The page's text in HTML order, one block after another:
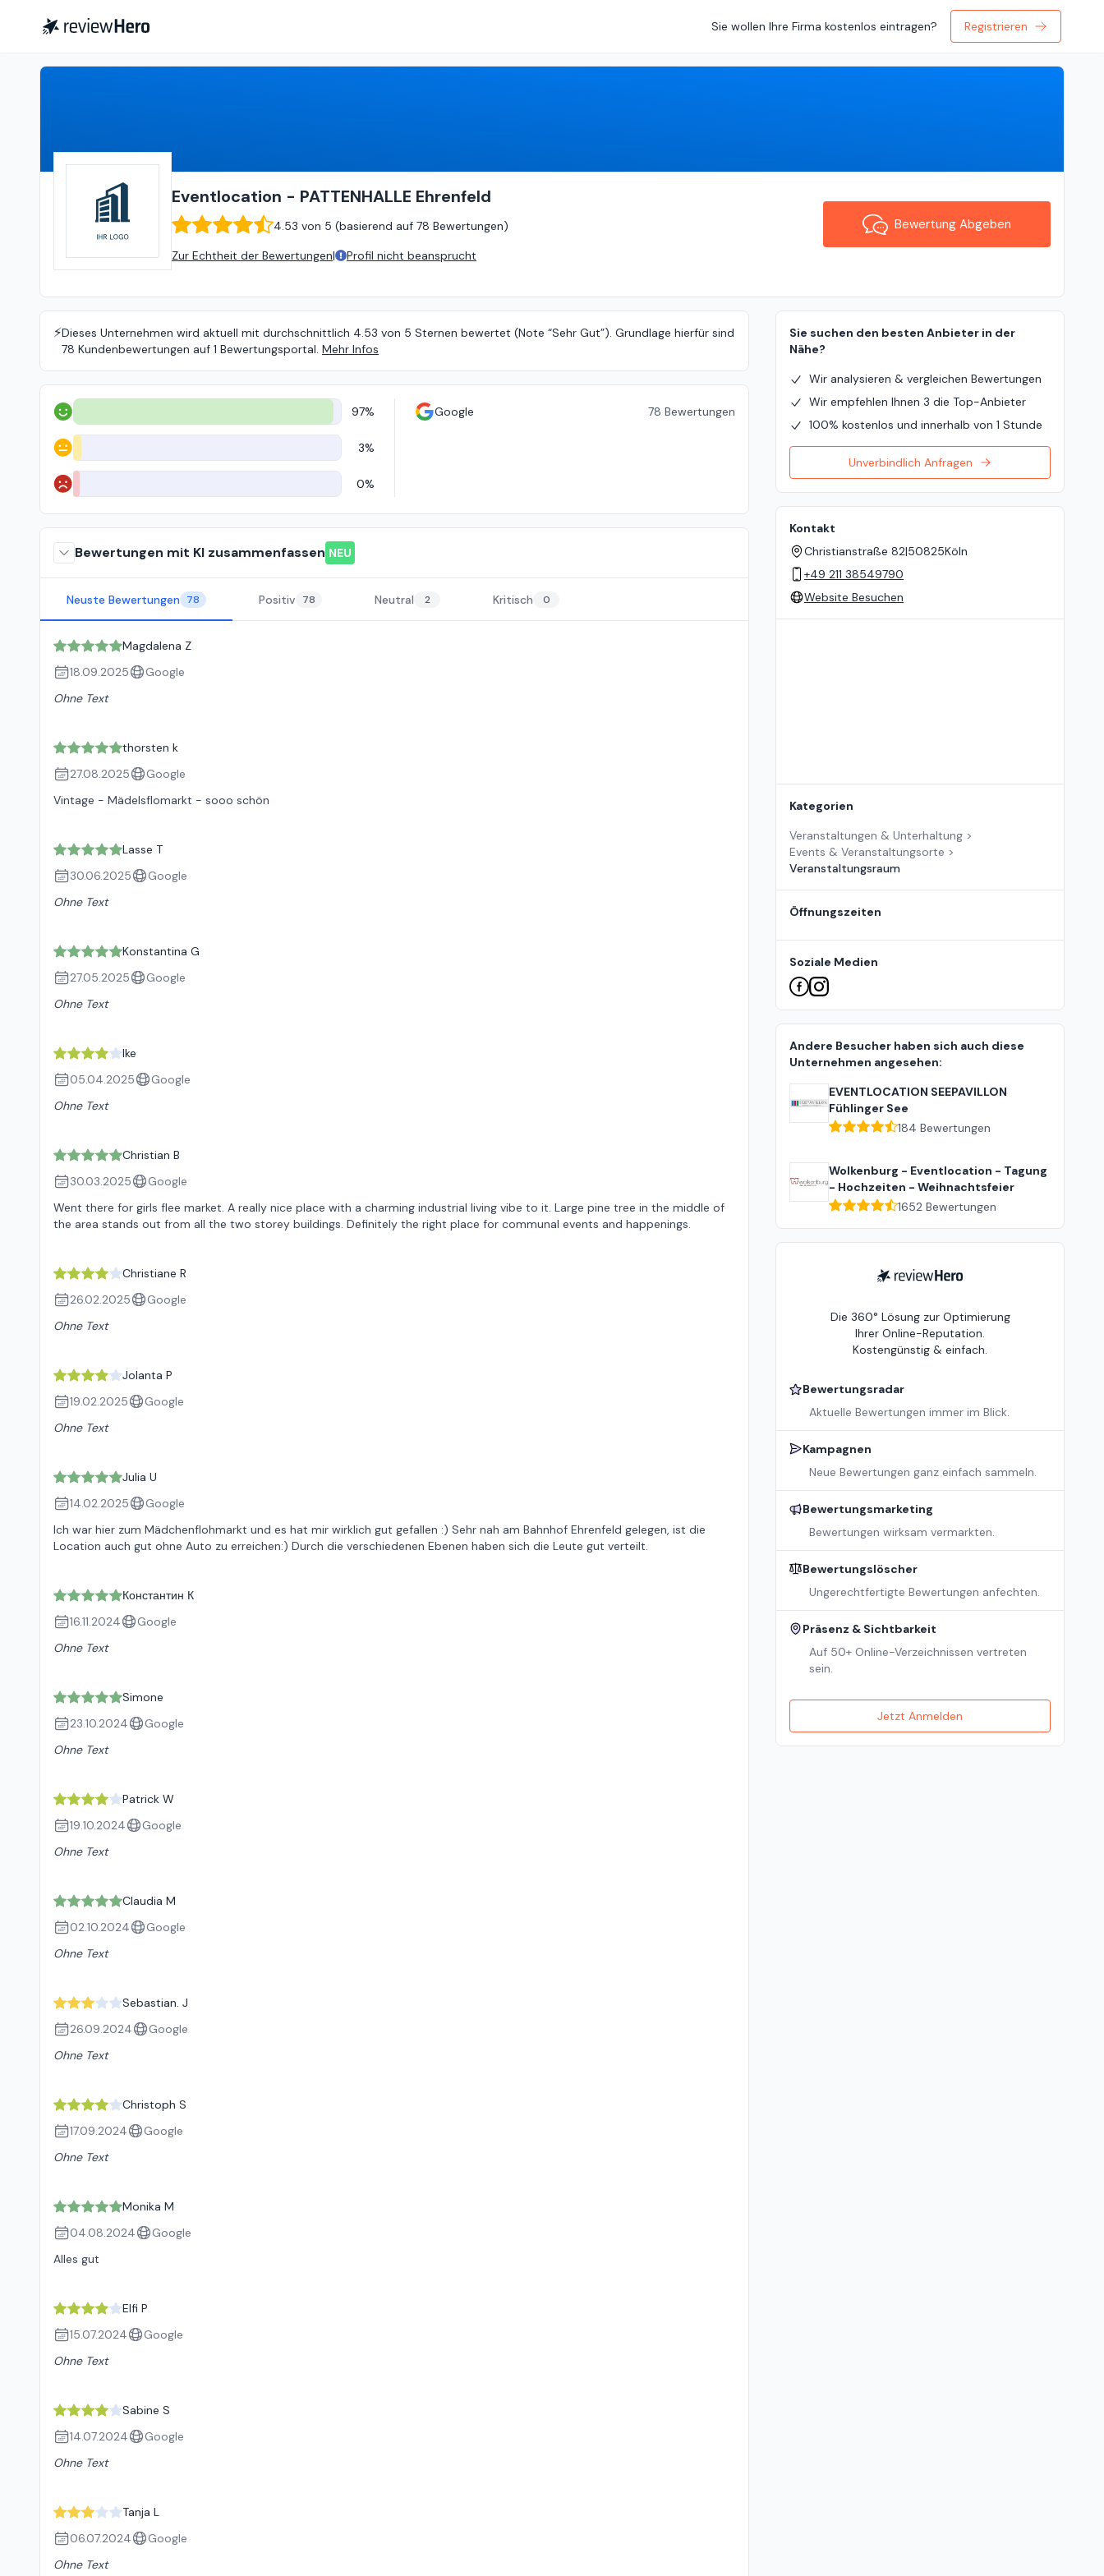
Sie wollen Ihre Firma kostenlos eintragen? Registrieren
Eventlocation - PATTENHALLE Ehrenfeld
4.53 von 5 (basierend auf 78 Bewertungen)
Zur Echtheit der Bewertungen| Profil nicht beansprucht
Bewertung Abgeben
⚡️Dieses Unternehmen wird aktuell mit durchschnittlich 4.53 von 5 Sternen bewertet (Note “Sehr Gut”). Grundlage hierfür sind
78 Kundenbewertungen auf 1 Bewertungsportal. Mehr Infos
Positiv 97%
Neutral 3%
Negativ 0%
Google 78 Bewertungen
Bewertungen mit KI zusammenfassen NEU
Neuste Bewertungen 78 Positiv 78 Neutral 2 Kritisch 0
Magdalena Z
18.09.2025
Google
Ohne Text
thorsten k
27.08.2025
Google
Vintage - Mädelsflomarkt - sooo schön
Lasse T
30.06.2025
Google
Ohne Text
Konstantina G
27.05.2025
Google
Ohne Text
Ike
05.04.2025
Google
Ohne Text
Christian B
30.03.2025
Google
Went there for girls flee market. A really nice place with a charming industrial living vibe to it. Large pine tree in the middle of
the area stands out from all the two storey buildings. Definitely the right place for communal events and happenings.
Christiane R
26.02.2025
Google
Ohne Text
Jolanta P
19.02.2025
Google
Ohne Text
Julia U
14.02.2025
Google
Ich war hier zum Mädchenflohmarkt und es hat mir wirklich gut gefallen :) Sehr nah am Bahnhof Ehrenfeld gelegen, ist die
Location auch gut ohne Auto zu erreichen:) Durch die verschiedenen Ebenen haben sich die Leute gut verteilt.
Константин К
16.11.2024
Google
Ohne Text
Simone
23.10.2024
Google
Ohne Text
Patrick W
19.10.2024
Google
Ohne Text
Claudia M
02.10.2024
Google
Ohne Text
Sebastian. J
26.09.2024
Google
Ohne Text
Christoph S
17.09.2024
Google
Ohne Text
Monika M
04.08.2024
Google
Alles gut
Elfi P
15.07.2024
Google
Ohne Text
Sabine S
14.07.2024
Google
Ohne Text
Tanja L
06.07.2024
Google
Ohne Text
Sie suchen den besten Anbieter in der
Nähe?
Wir analysieren & vergleichen Bewertungen
Wir empfehlen Ihnen 3 die Top-Anbieter
100% kostenlos und innerhalb von 1 Stunde
Unverbindlich Anfragen
Kontakt
Christianstraße 82|50825Köln
+49 211 38549790
Website Besuchen
Kategorien
Veranstaltungen & Unterhaltung >
Events & Veranstaltungsorte >
Veranstaltungsraum
Öffnungszeiten
Soziale Medien
Andere Besucher haben sich auch diese
Unternehmen angesehen:
EVENTLOCATION SEEPAVILLON
Fühlinger See
184 Bewertungen
Wolkenburg - Eventlocation - Tagung
- Hochzeiten - Weihnachtsfeier
1652 Bewertungen
ReviewHero
Die 360° Lösung zur Optimierung
Ihrer Online-Reputation.
Kostengünstig & einfach.
Bewertungsradar
Aktuelle Bewertungen immer im Blick.
Kampagnen
Neue Bewertungen ganz einfach sammeln.
Bewertungsmarketing
Bewertungen wirksam vermarkten.
Bewertungslöscher
Ungerechtfertigte Bewertungen anfechten.
Präsenz & Sichtbarkeit
Auf 50+ Online-Verzeichnissen vertreten
sein.
Jetzt Anmelden